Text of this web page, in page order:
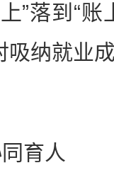
”落到“
吸纳就业
育人